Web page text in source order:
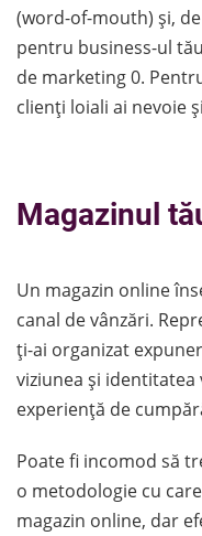
(word-of-mouth) și,
pentru business-ul
de marketing 0.
clienți loiali ai nevoie
Magazinul
Un magazin online
canal de vânzări.
ți-ai organizat
viziunea și
experiență de
Poate fi incomod să
o metodologie cu
magazin online, dar